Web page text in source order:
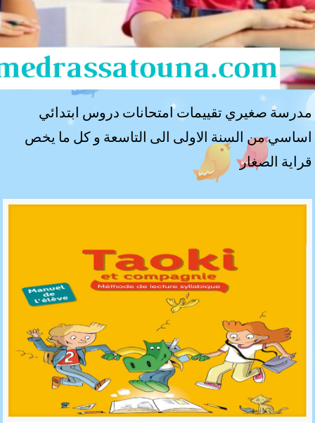
مدرسة صغيري تقييمات امتحانات دروس ابتدائي
اساسي من السنة الاولى الى التاسعة و كل ما يخص
قراية الصغار